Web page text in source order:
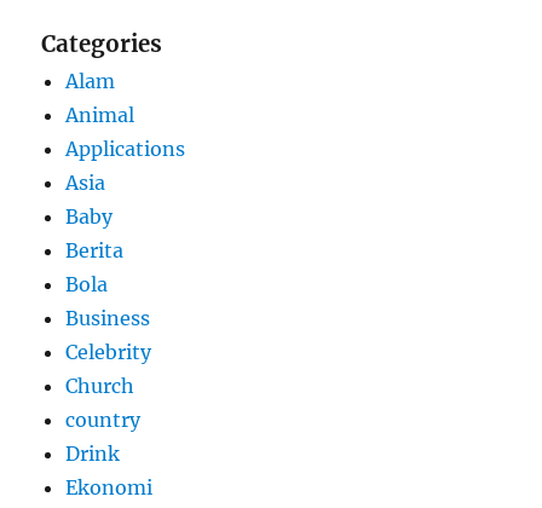
Categories
Alam
Animal
Applications
Asia
Baby
Berita
Bola
Business
Celebrity
Church
country
Drink
Ekonomi